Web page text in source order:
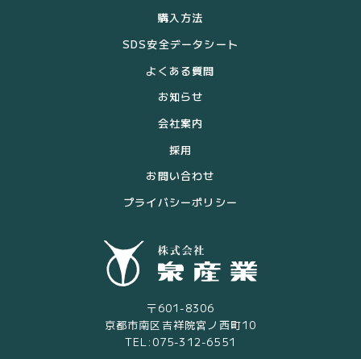
購入方法
SDS安全データシート
よくある質問
お知らせ
会社案内
採用
お問い合わせ
プライバシーポリシー
〒601-8306
京都市南区吉祥院宮ノ西町10
TEL:075-312-6551